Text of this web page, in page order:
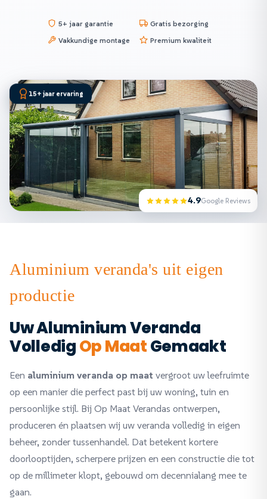
5+ jaar garantie
Gratis bezorging
Vakkundige montage
Premium kwaliteit
15+ jaar ervaring
4.9Google Reviews
Aluminium veranda's uit eigen
productie
Uw Aluminium Veranda
VolledigOp MaatGemaakt
Een aluminium veranda op maat vergroot uw leefruimte
op een manier die perfect past bij uw woning, tuin en
persoonlijke stijl. Bij Op Maat Verandas ontwerpen,
produceren én plaatsen wij uw veranda volledig in eigen
beheer, zonder tussenhandel. Dat betekent kortere
doorlooptijden, scherpere prijzen en een constructie die tot
op de millimeter klopt, gebouwd om decennialang mee te
gaan.